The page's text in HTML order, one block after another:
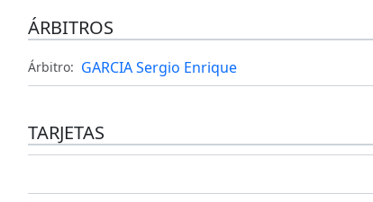
ÁRBITROS
Árbitro: GARCIA Sergio Enrique
TARJETAS